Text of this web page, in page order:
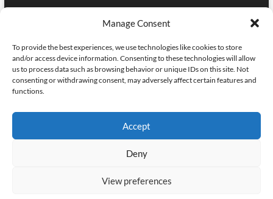
Manage Consent
To provide the best experiences, we use technologies like cookies to store
and/or access device information. Consenting to these technologies will allow
us to process data such as browsing behavior or unique IDs on this site. Not
consenting or withdrawing consent, may adversely affect certain features and
functions.
Accept
Deny
View preferences
szerkesztoseg@elomagazin.com
elomagazin
home adatvédelem impresszum kapcsolat
| © copyright, all right reserved